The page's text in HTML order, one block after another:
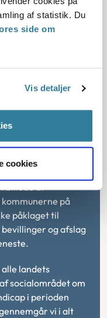
af statistik. Du
side om
Vis detaljer
cookies
konstatere,
fra 2023 om
tid udkomme med
angående
billede af
på
påklaget til
og afslag
landets
socialområdet om
i perioden
vi i alt